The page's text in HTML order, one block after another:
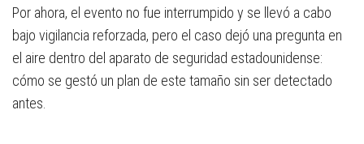
Por ahora, el evento no fue interrumpido y se llevó a cabo
bajo vigilancia reforzada, pero el caso dejó una pregunta en
el aire dentro del aparato de seguridad estadounidense:
cómo se gestó un plan de este tamaño sin ser detectado
antes.